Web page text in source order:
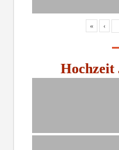
« ‹